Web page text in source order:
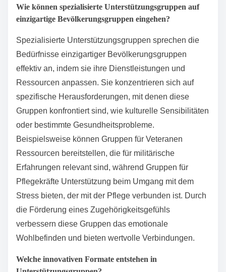
Mitgliederzuweisung und einzigartige thematische
Verbindungen und maßgeschneiderte Unterstützung,
die es den Teilnehmern ermöglichen, effektiver
teilzunehmen. Spezialisierte Moderationstechniken,
wie traumainformierte Ansätze, schaffen ein sicheres
Umfeld. Die personalisierte Mitgliederzuweisung
berücksichtigt individuelle Hintergründe, was die
Nachvollziehbarkeit verbessert. Einzigartige
thematische Sitzungen, wie Achtsamkeit oder
Kunsttherapie, führen vielfältige
Bewältigungsstrategien ein.
Wie können spezialisierte Unterstützungsgruppen auf
Spezialisierte Unterstützungsgruppen sprechen die
Bedürfnisse einzigartiger Bevölkerungsgruppen
Ressourcen anpassen. Sie konzentrieren sich auf